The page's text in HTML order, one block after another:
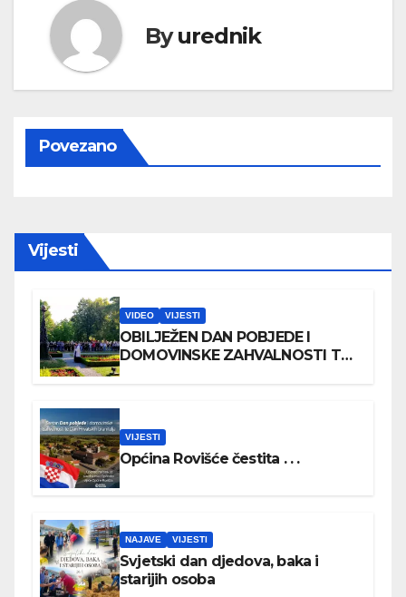
Byurednik
Povezano
Vijesti
VIDEO VIJESTI
OBILJEŽEN DAN POBJEDE I
DOMOVINSKE ZAHVALNOSTI TE
VIJESTI
Općina Rovišće čestita . . .
NAJAVE VIJESTI
Svjetski dan djedova, baka i
starijih osoba